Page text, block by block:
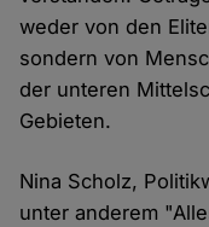
weder von den
sondern von
der unteren
Gebieten.
Nina Scholz,
unter anderem